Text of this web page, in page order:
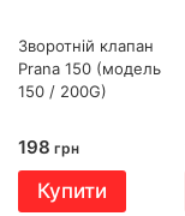
Зворотній клапан
Prana 150 (модель
150 / 200G)
198 грн
Купити